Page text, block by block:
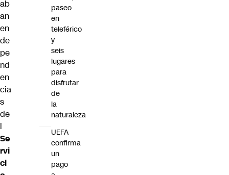
ab
an
en
de
pe
nd
en
cia
s
de
l
Se
rvi
ci
paseo
en
teleférico
y
seis
lugares
para
disfrutar
de
la
naturaleza
UEFA
confirma
un
pago